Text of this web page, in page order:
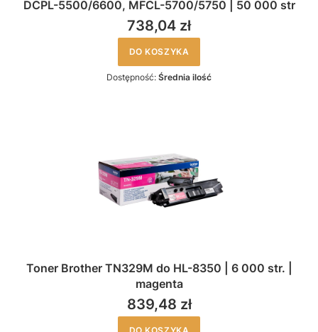
DCPL-5500/6600, MFCL-5700/5750 | 50 000 str
738,04 zł
DO KOSZYKA
Dostępność: Średnia ilość
Toner Brother TN329M do HL-8350 | 6 000 str. |
magenta
839,48 zł
DO KOSZYKA